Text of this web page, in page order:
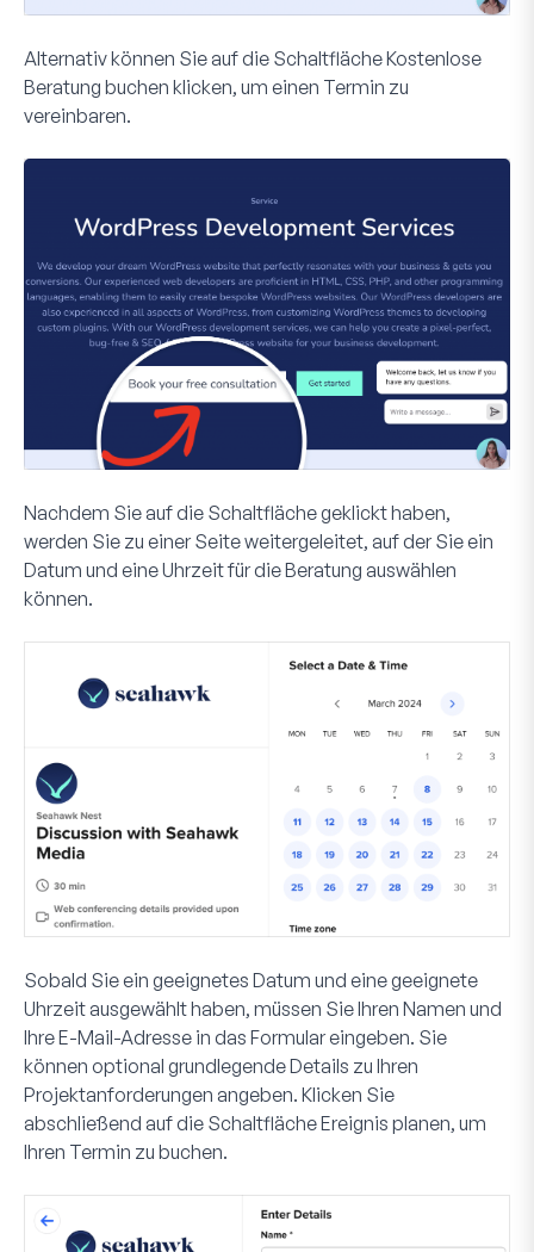
Alternativ können Sie auf die SchaltflächeKostenlose
Beratung buchen klicken, um einen Termin zu
vereinbaren.
Nachdem Sie auf die Schaltfläche geklickt haben,
werden Sie zu einer Seite weitergeleitet, auf der Sie ein
Datum und eine Uhrzeit für die Beratung auswählen
können.
Sobald Sie ein geeignetes Datum und eine geeignete
Uhrzeit ausgewählt haben, müssen Sie Ihren Namen und
Ihre E-Mail-Adresse in das Formular eingeben. Sie
können optional grundlegende Details zu Ihren
Projektanforderungen angeben. Klicken Sie
abschließend auf die SchaltflächeEreignis planen, um
Ihren Termin zu buchen.